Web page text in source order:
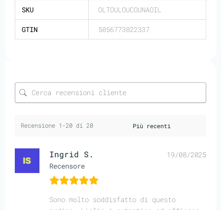
SKU OLTOULOUCOUNAOIL
GTIN 5056773822337
Recensione 1-20 di 20
Ingrid S.
Recensore
19/08/2025
Sono molto soddisfatto di questo